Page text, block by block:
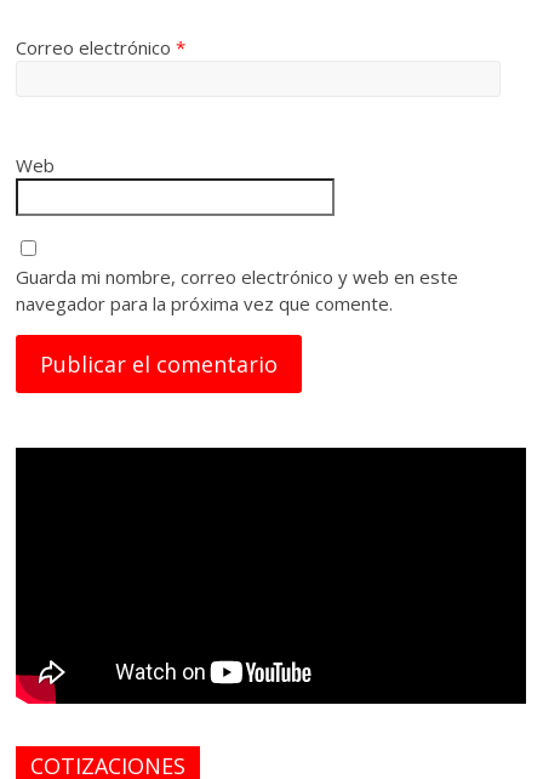
Correo electrónico*
Web
Guarda mi nombre, correo electrónico y web en este
navegador para la próxima vez que comente.
COTIZACIONES